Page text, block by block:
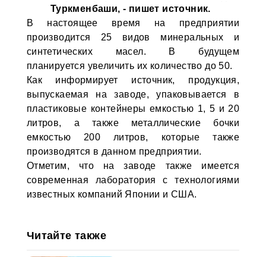
Туркменбаши, - пишет источник.
В настоящее время на предприятии
производится 25 видов минеральных и
синтетических масел. В будущем
планируется увеличить их количество до 50.
Как информирует источник, продукция,
выпускаемая на заводе, упаковывается в
пластиковые контейнеры емкостью 1, 5 и 20
литров, а также металлические бочки
емкостью 200 литров, которые также
производятся в данном предприятии.
Отметим, что на заводе также имеется
современная лаборатория с технологиями
известных компаний Японии и США.
Читайте также